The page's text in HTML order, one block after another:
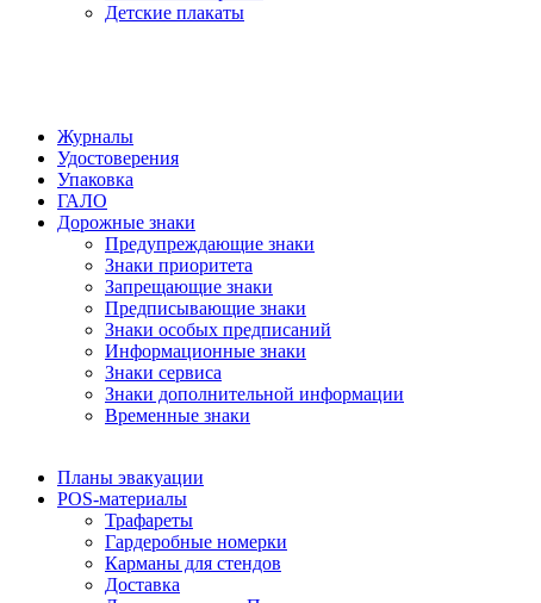
Детские плакаты
Журналы
Удостоверения
Упаковка
ГАЛО
Дорожные знаки
Предупреждающие знаки
Знаки приоритета
Запрещающие знаки
Предписывающие знаки
Знаки особых предписаний
Информационные знаки
Знаки сервиса
Знаки дополнительной информации
Временные знаки
Планы эвакуации
POS-материалы
Трафареты
Гардеробные номерки
Карманы для стендов
Доставка